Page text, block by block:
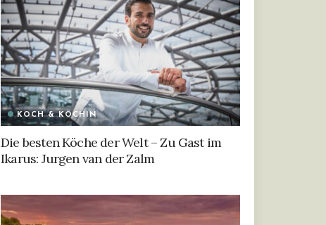
KOCH & KÖCHIN
Die besten Köche der Welt – Zu Gast im
Ikarus: Jurgen van der Zalm